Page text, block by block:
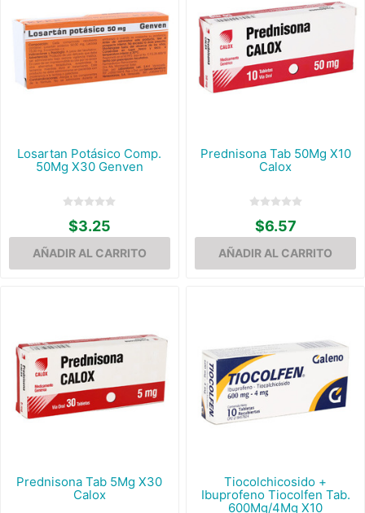
Losartan Potásico Comp.
50Mg X30 Genven
$3.25
Prednisona Tab 50Mg X10
Calox
$6.57
Prednisona Tab 5Mg X30
Calox
Tiocolchicosido +
Ibuprofeno Tiocolfen Tab.
600Mg/4Mg X10